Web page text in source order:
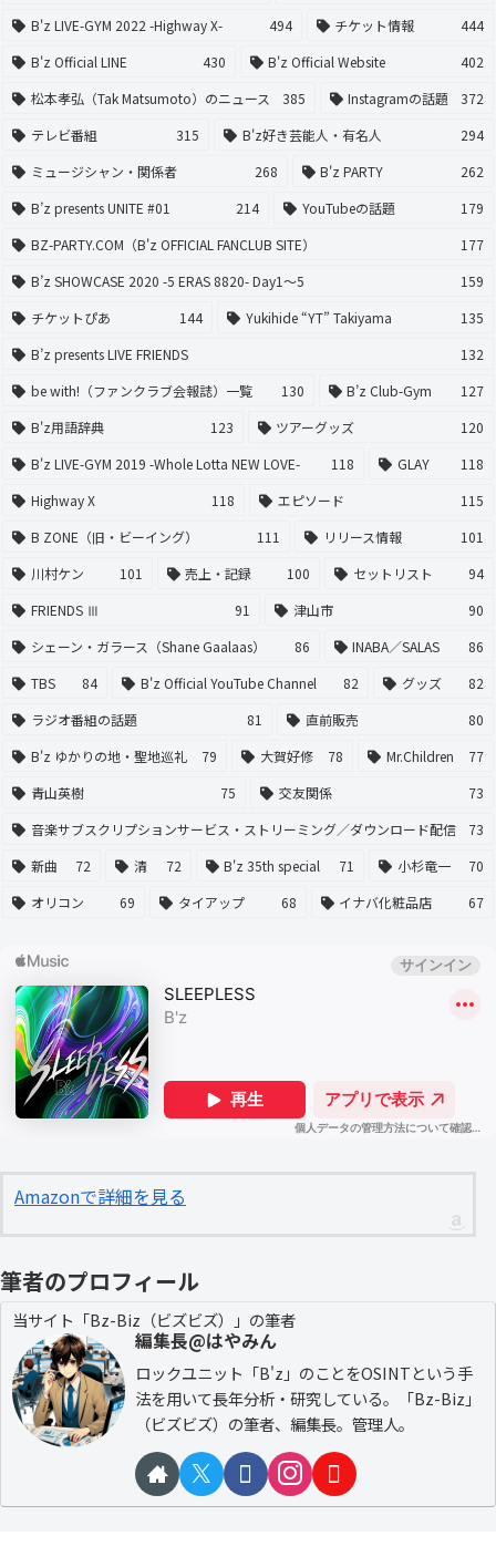
B'z LIVE-GYM 2022 -Highway X-
494 チケット情報
444
B'z Official LINE
430 B'z Official Website
402
松本孝弘（Tak Matsumoto）のニュース
385 Instagramの話題
372
テレビ番組
315 B'z好き芸能人・有名人
294
ミュージシャン・関係者
268 B'z PARTY
262
B’z presents UNITE #01
214 YouTubeの話題
179
BZ-PARTY.COM（B'z OFFICIAL FANCLUB SITE）
177
B’z SHOWCASE 2020 -5 ERAS 8820- Day1〜5
159
チケットぴあ
144 Yukihide “YT” Takiyama
135
B’z presents LIVE FRIENDS
132
be with!（ファンクラブ会報誌）一覧
130 B’z Club-Gym
127
B'z用語辞典
123 ツアーグッズ
120
B'z LIVE-GYM 2019 -Whole Lotta NEW LOVE-
118 GLAY
118
Highway X
118 エピソード
115
B ZONE（旧・ビーイング）
111 リリース情報
101
川村ケン
101 売上・記録 100 セットリスト
94
FRIENDS Ⅲ
91 津山市
90
シェーン・ガラース（Shane Gaalaas）
86 INABA／SALAS
86
TBS
84 B'z Official YouTube Channel 82 グッズ
82
ラジオ番組の話題
81 直前販売
80
B'z ゆかりの地・聖地巡礼
79 大賀好修 78 Mr.Children
77
青山英樹
75 交友関係
73
音楽サブスクリプションサービス・ストリーミング／ダウンロード配信
73
新曲
72 清 72 B'z 35th special 71 小杉竜一
70
オリコン
69 タイアップ 68 イナバ化粧品店 67
Amazonで詳細を見る
筆者のプロフィール
当サイト「Bz-Biz（ビズビズ）」の筆者
編集長@はやみん
ロックユニット「B'z」のことをOSINTという手
法を用いて長年分析・研究している。「Bz-Biz」
（ビズビズ）の筆者、編集長。管理人。